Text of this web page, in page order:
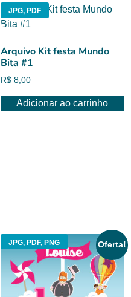
JPG, PDF
Arquivo Kit festa Mundo
Bita #1
R$ 8,00
Adicionar ao carrinho
JPG, PDF, PNG Oferta!